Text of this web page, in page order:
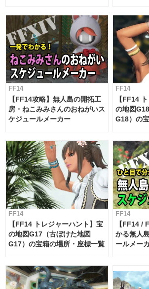
FF14
【FF14攻略】無人島の開拓工
房・ねこみみさんのおねがいス
ケジュールメーカー
FF14
【FF14
の地図
G18）の
FF14
【FF14 トレジャーハント】宝
の地図G17（古ぼけた地図
G17）の宝箱の場所・座標一覧
FF14
【FF14 /
かる無人
ールメー